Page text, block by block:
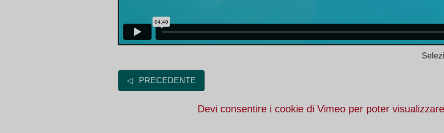
◁ PRECEDENTE
Devi consentire i cookie di Vimeo per poter